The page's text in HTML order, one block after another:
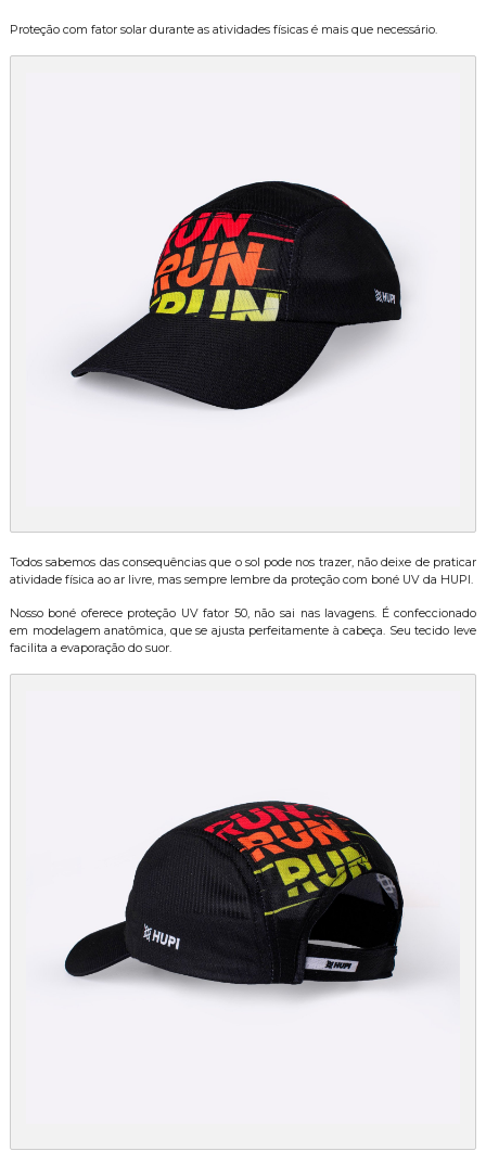
Proteção com fator solar durante as atividades físicas é mais que necessário.
Todos sabemos das consequências que o sol pode nos trazer, não deixe de praticar
atividade física ao ar livre, mas sempre lembre da proteção com boné UV da HUPI.
Nosso boné oferece proteção UV fator 50, não sai nas lavagens. É confeccionado
em modelagem anatômica, que se ajusta perfeitamente à cabeça. Seu tecido leve
facilita a evaporação do suor.